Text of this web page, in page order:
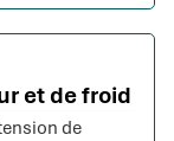
et de froid
de